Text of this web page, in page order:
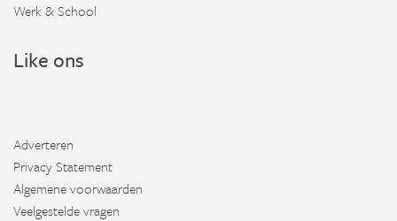
Werk & School
Like ons
Adverteren
Privacy Statement
Algemene voorwaarden
Veelgestelde vragen